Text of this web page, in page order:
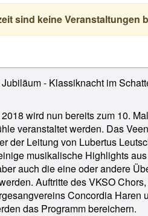
sind keine Veranstaltungen
- Klassiknacht im
wird nun bereits zum 10.
veranstaltet werden. Das
der Leitung von Lubertus
musikalische Highlights
auch die eine oder andere
Auftritte des VKSO
Concordia Haren
das Programm bereichern.